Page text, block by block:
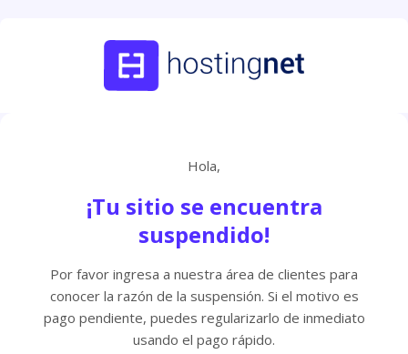
Hola,
¡Tu sitio se encuentra
suspendido!
Por favor ingresa a nuestra área de clientes para
conocer la razón de la suspensión. Si el motivo es
pago pendiente, puedes regularizarlo de inmediato
usando el pago rápido.